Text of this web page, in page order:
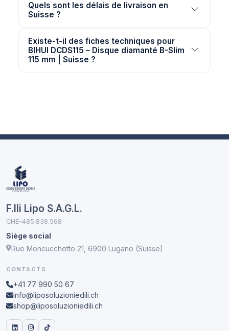
Quels sont les délais de livraison en
Suisse ?
Existe-t-il des fiches techniques pour
BIHUI DCDS115 – Disque diamanté B-Slim
115 mm | Suisse ?
F.lli Lipo S.A.G.L.
CHE-485.838.568
Siège social
Rue Moncucchetto 21, 6900 Lugano (Suisse)
CONTACTS
+41 77 990 50 67
info@liposoluzioniedili.ch
shop@liposoluzioniedili.ch